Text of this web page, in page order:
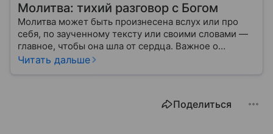
Молитва: тихий разговор с Богом
Молитва может быть произнесена вслух или про
себя, по заученному тексту или своими словами —
главное, чтобы она шла от сердца. Важное о
значении молитв — в нашем материале.
Читать дальше
Поделиться